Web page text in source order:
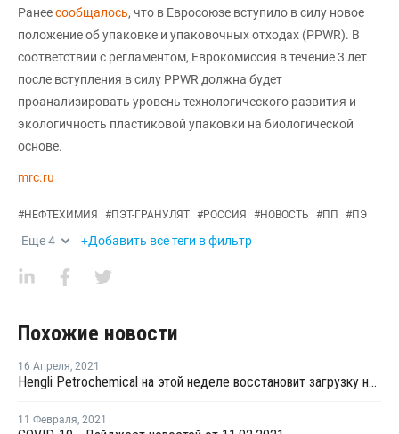
Ранеесообщалось, что в Евросоюзе вступило в силу новое
положение об упаковке и упаковочных отходах (PPWR). В
соответствии с регламентом, Еврокомиссия в течение 3 лет
после вступления в силу PPWR должна будет
проанализировать уровень технологического развития и
экологичность пластиковой упаковки на биологической
основе.
mrc.ru
#НЕФТЕХИМИЯ #ПЭТ-ГРАНУЛЯТ #РОССИЯ #НОВОСТЬ #ПП #ПЭ
Еще4 +Добавить все теги в фильтр
Похожие новости
16 Апреля, 2021
Hengli Petrochemical на этой неделе восстановит загрузку на заводе параксилола в Даляне
11 Февраля, 2021